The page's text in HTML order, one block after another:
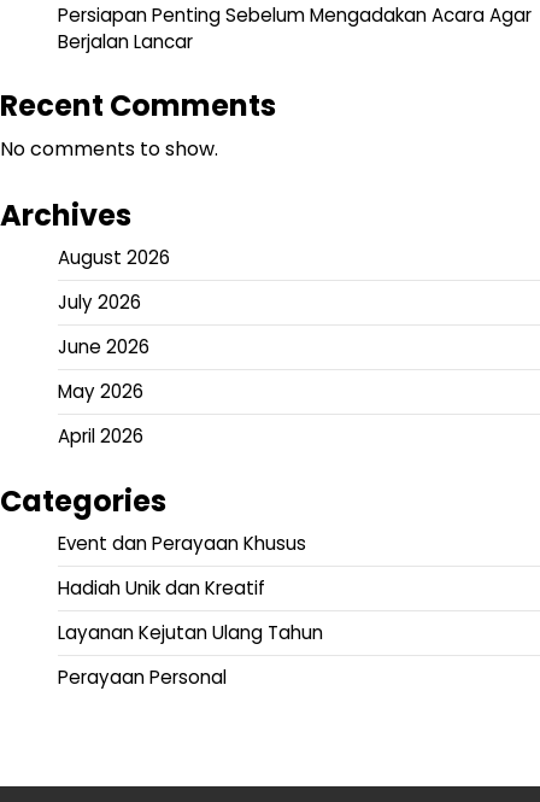
Persiapan Penting Sebelum Mengadakan Acara Agar
Berjalan Lancar
Recent Comments
No comments to show.
Archives
August 2026
July 2026
June 2026
May 2026
April 2026
Categories
Event dan Perayaan Khusus
Hadiah Unik dan Kreatif
Layanan Kejutan Ulang Tahun
Perayaan Personal